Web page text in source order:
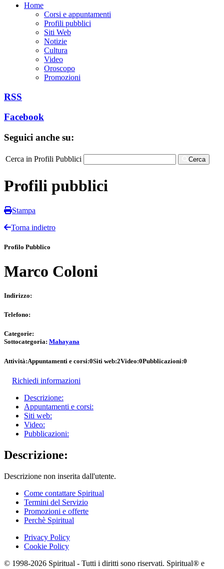
Home
Corsi e appuntamenti
Profili pubblici
Siti Web
Notizie
Cultura
Video
Oroscopo
Promozioni
RSS
Facebook
Seguici anche su:
Cerca in Profili Pubblici Cerca
Profili pubblici
Stampa
Torna indietro
Profilo Pubblico
Marco Coloni
Indirizzo:
Telefono:
Categorie:
Sottocategoria: Mahayana
Attività:Appuntamenti e corsi:0Siti web:2Video:0Pubblicazioni:0
Richiedi informazioni
Descrizione:
Appuntamenti e corsi:
Siti web:
Video:
Pubblicazioni:
Descrizione:
Descrizione non inserita dall'utente.
Come contattare Spiritual
Termini del Servizio
Promozioni e offerte
Perchè Spiritual
Privacy Policy
Cookie Policy
© 1998-2026 Spiritual - Tutti i diritti sono riservati. Spiritual® e